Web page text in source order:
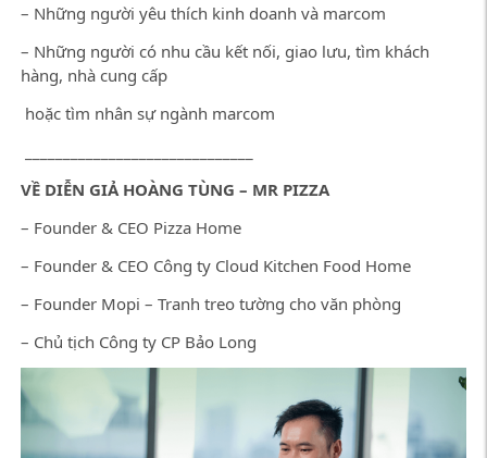
– Những người yêu thích kinh doanh và marcom
– Những người có nhu cầu kết nối, giao lưu, tìm khách
hàng, nhà cung cấp
hoặc tìm nhân sự ngành marcom
VỀ DIỄN GIẢ HOÀNG TÙNG – MR PIZZA
– Founder & CEO Pizza Home
– Founder & CEO Công ty Cloud Kitchen Food Home
– Founder Mopi – Tranh treo tường cho văn phòng
– Chủ tịch Công ty CP Bảo Long